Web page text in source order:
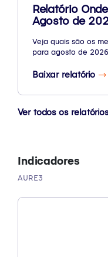
Relatório
Agosto de
Veja quais são os
para agosto de
Baixar relatório
Ver todos os
Indicadores
AURE3